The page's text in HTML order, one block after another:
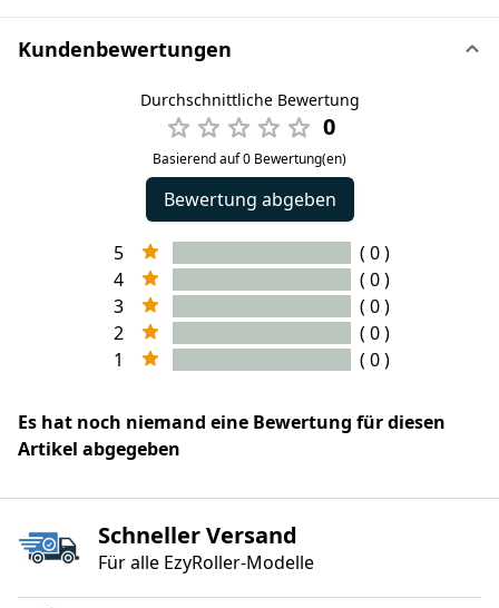
Kundenbewertungen
Durchschnittliche Bewertung
0
Basierend auf 0 Bewertung(en)
Bewertung abgeben
5
( 0 )
4
( 0 )
3
( 0 )
2
( 0 )
1
( 0 )
Es hat noch niemand eine Bewertung für diesen
Artikel abgegeben
Schneller Versand
Für alle EzyRoller‑Modelle